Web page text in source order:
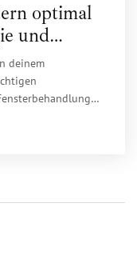
optimal
und
deinem